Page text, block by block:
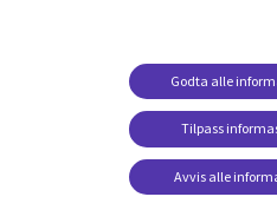
NORWAY
Arrangementer
Tilpass
Godta alle
Avvis alle